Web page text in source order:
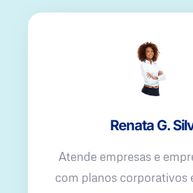
Renata G.
Atende empresas e
com planos corporativos